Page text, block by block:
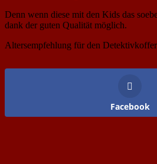
Denn wenn diese mit den Kids das
dank der guten Qualität möglich.
Altersempfehlung für den
Facebook